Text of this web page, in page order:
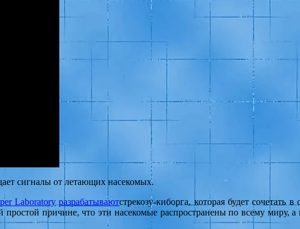
сигналы от летающих насекомых.
Laboratory разрабатываютстрекозу-киборга, которая будет
причине, что эти насекомые распространены по всему миру,